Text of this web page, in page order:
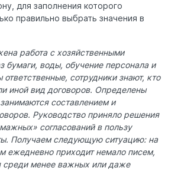
для заполнения которого
правильно выбрать значения в
работа с хозяйственными
бумаги, воды, обучение персонала и
ответственные, сотрудники знают, кто
иной вид договоров. Определены
составлением и
Руководство приняло решения
согласований в пользу
Получаем следующую ситуацию: на
ежедневно приходит немало писем,
среди менее важных или даже